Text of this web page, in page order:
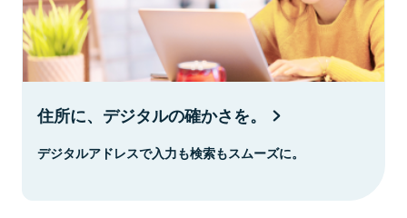
住所に、デジタルの確かさを。
デジタルアドレスで入力も検索もスムーズに。